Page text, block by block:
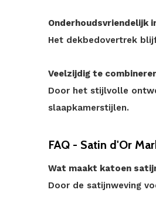
Onderhoudsvriendelijk
Het dekbedovertrek
Veelzijdig te
Door het stijlvolle
slaapkamerstijlen.
FAQ - Satin d'Or
Wat maakt katoen
Door de satijnweving